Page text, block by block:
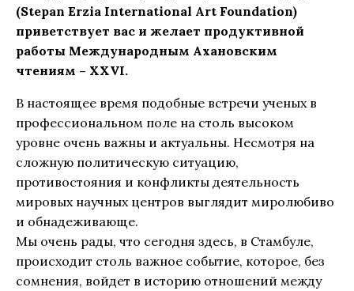
(Stepan Erzia International Art Foundation)
приветствует вас и желает продуктивной
работы Международным Ахановским
чтениям – XXVI.
В настоящее время подобные встречи ученых в
профессиональном поле на столь высоком
уровне очень важны и актуальны. Несмотря на
сложную политическую ситуацию,
противостояния и конфликты деятельность
мировых научных центров выглядит миролюбиво
и обнадеживающе.
Мы очень рады, что сегодня здесь, в Стамбуле,
происходит столь важное событие, которое, без
сомнения, войдет в историю отношений между